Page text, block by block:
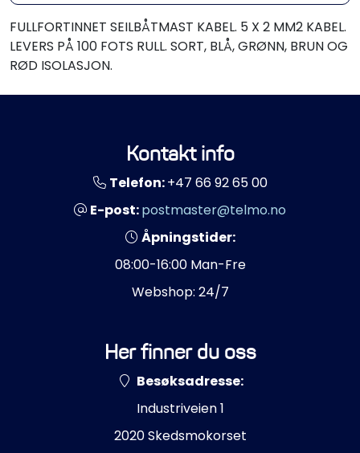
FULLFORTINNET SEILBÅTMAST KABEL. 5 X 2 MM2 KABEL.
LEVERS PÅ 100 FOTS RULL. SORT, BLÅ, GRØNN, BRUN OG
RØD ISOLASJON.
Kontakt info
Telefon:+47 66 92 65 00
E-post:postmaster@telmo.no
Åpningstider:
08:00-16:00 Man-Fre
Webshop: 24/7
Her finner du oss
Besøksadresse:
Industriveien 1
2020 Skedsmokorset
Outlet